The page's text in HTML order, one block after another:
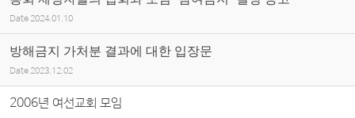
Date 2024.01.10
방해금지 가처분 결과에 대한 입장문
Date 2023.12.02
2006년 여선교회 모임